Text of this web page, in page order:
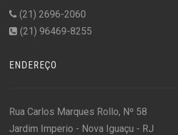
(21) 2696-2060
(21) 96469-8255
ENDEREÇO
Rua Carlos Marques Rollo, Nº 58
Jardim Imperio - Nova Iguaçu - RJ